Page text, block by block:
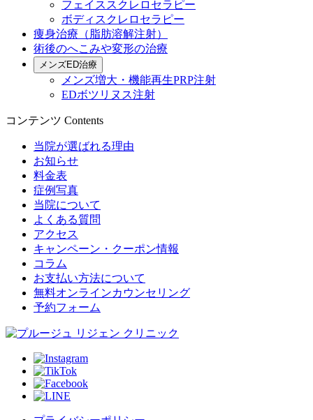
フェイススクレロセラピー
ボディスクレロセラピー
痩身治療（脂肪溶解注射）
術後のへこみや変形の治療
メンズED治療
メンズ増大・機能再生PRP注射
EDボツリヌス注射
コンテンツ Contents
当院が選ばれる理由
お知らせ
料金表
症例写真
当院について
よくある質問
アクセス
キャンペーン・クーポン情報
コラム
お支払い方法について
無料オンラインカウンセリング
予約フォーム